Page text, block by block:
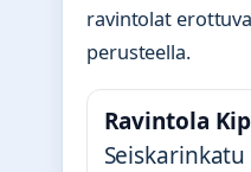
ravintolat
perusteella.
Ravintola
Seiskarinkatu